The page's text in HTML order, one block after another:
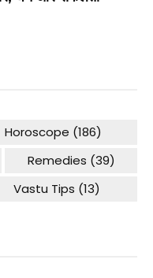
Horoscope (186)
Remedies (39)
Vastu Tips (13)